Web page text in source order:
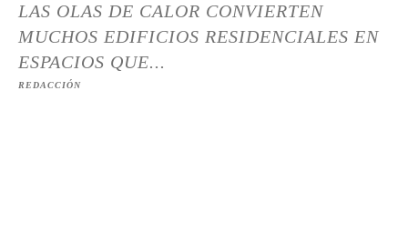
LAS OLAS DE CALOR CONVIERTEN
MUCHOS EDIFICIOS RESIDENCIALES EN
ESPACIOS QUE...
REDACCIÓN